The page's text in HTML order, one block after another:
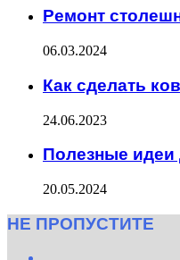
Ремонт
06.03.2024
Как сделать
24.06.2023
Полезные идеи
20.05.2024
НЕ ПРОПУСТИТЕ